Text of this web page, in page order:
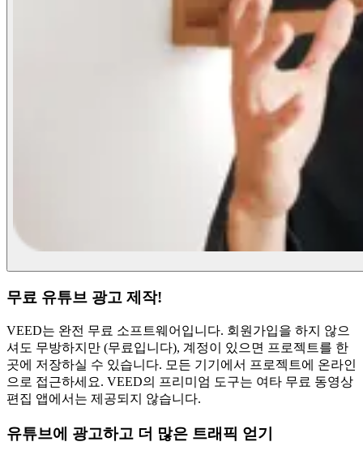
무료 유튜브 광고 제작!
VEED는 완전 무료 소프트웨어입니다. 회원가입을 하지 않으
셔도 무방하지만 (무료입니다), 계정이 있으면 프로젝트를 한
곳에 저장하실 수 있습니다. 모든 기기에서 프로젝트에 온라인
으로 접근하세요. VEED의 프리미엄 도구는 여타 무료 동영상
편집 앱에서는 제공되지 않습니다.
유튜브에 광고하고 더 많은 트래픽 얻기